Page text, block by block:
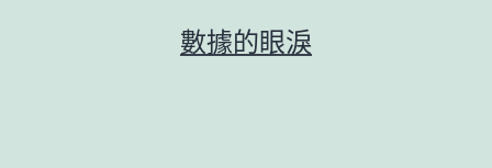
數據的眼淚